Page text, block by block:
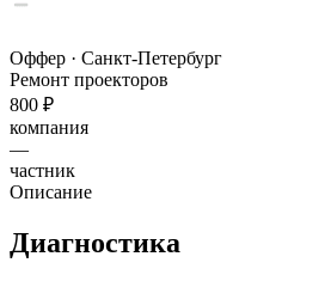
Оффер · Санкт-Петербург
Ремонт проекторов
800 ₽
компания
—
частник
Описание
Диагностика